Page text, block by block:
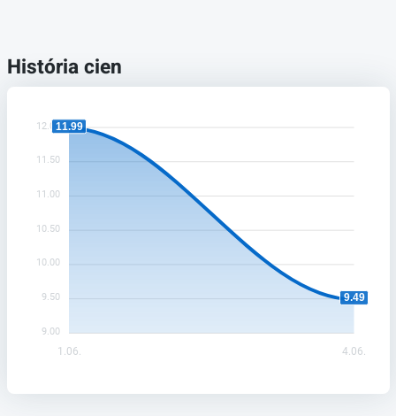
História cien
12.00
11.50
11.00
10.50
10.00
9.50
9.00
11.99
9.49
1.06. 4.06.